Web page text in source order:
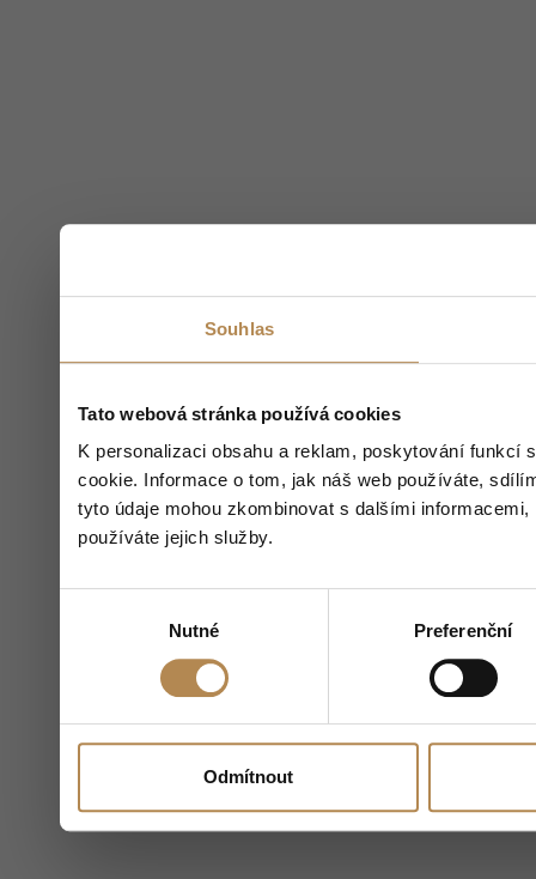
Souhlas
Tato webová stránka používá cookies
K personalizaci obsahu a reklam, poskytování
cookie. Informace o tom, jak náš web používáte,
tyto údaje mohou zkombinovat s dalšími
používáte jejich služby.
Nutné Preferenční
Odmítnout